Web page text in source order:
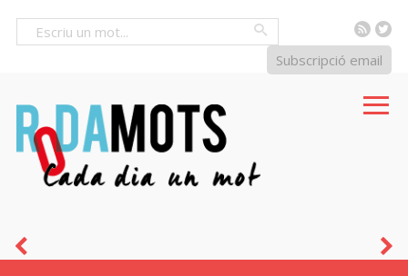
RSS
Subscripció email
que